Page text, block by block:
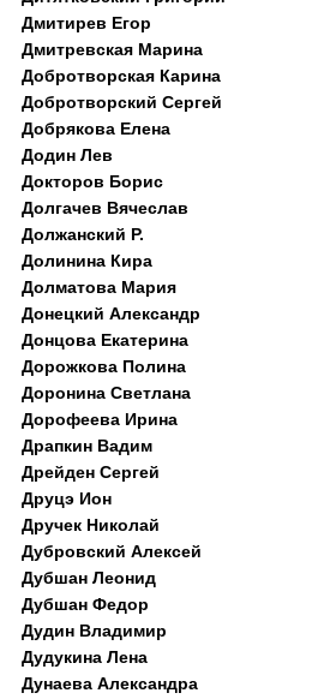
Дмитирев Егор
Дмитревская Марина
Добротворская Карина
Добротворский Сергей
Добрякова Елена
Додин Лев
Докторов Борис
Долгачев Вячеслав
Должанский Р.
Долинина Кира
Долматова Мария
Донецкий Александр
Донцова Екатерина
Дорожкова Полина
Доронина Светлана
Дорофеева Ирина
Драпкин Вадим
Дрейден Сергей
Друцэ Ион
Дручек Николай
Дубровский Алексей
Дубшан Леонид
Дубшан Федор
Дудин Владимир
Дудукина Лена
Дунаева Александра